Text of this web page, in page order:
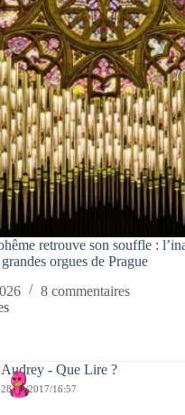
retrouve son souffle :
orgues de Prague
8 commentaires
Audrey - Que Lire ?
28/01/2017/16:57